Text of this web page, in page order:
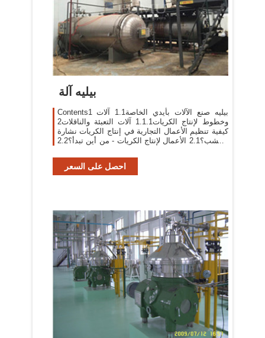
بيليه آلة
Contents1 بيليه صنع الآلات بأيدي الخاصة1.1 آلات
وخطوط لإنتاج الكريات1.1.1 آلات التعبئة والناقلات2
كيفية تنظيم الأعمال التجارية في إنتاج الكريات نشارة
الخشب؟2.1 الأعمال لإنتاج الكريات - من أين تبدأ؟2.2
احصل على السعر